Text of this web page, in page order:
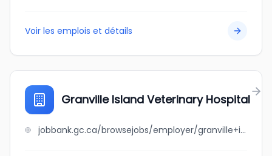
Voir les emplois et détails
Granville Island Veterinary Hospital
jobbank.gc.ca/browsejobs/employer/granville+island+veterinary+hospital/ca